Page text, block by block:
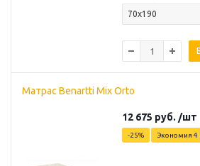
70х190
Матрас Benartti Mix Orto
12 675 руб. /шт
-25% Экономия 4